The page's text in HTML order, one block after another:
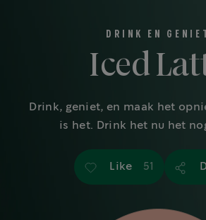
DRINK EN GENIET
Iced
Drink, geniet, en maak het
is het. Drink het nu het
Like 51